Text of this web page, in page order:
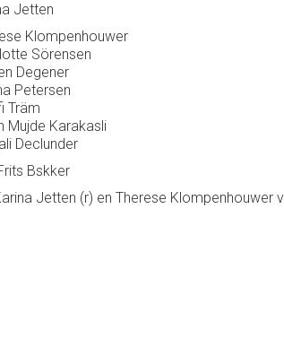
Jetten
Klompenhouwer
Sörensen
Degener
Petersen
Träm
Mujde Karakasli
Declunder
Bskker
Jetten (r) en Therese Klompenhouwer